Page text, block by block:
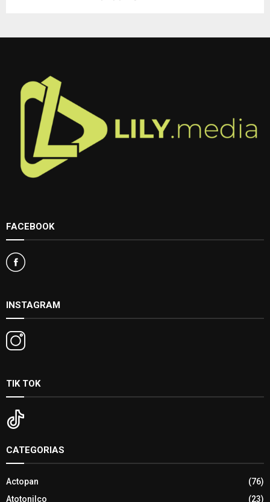
FACEBOOK
INSTAGRAM
TIK TOK
CATEGORIAS
Actopan
(76)
Atotonilco
(23)